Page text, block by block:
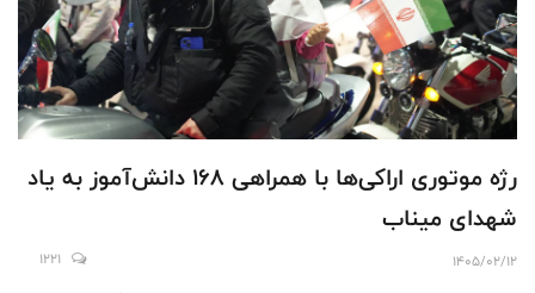
رژه موتوری اراکی‌ها با همراهی ۱۶۸ دانش‌آموز به یاد
شهدای میناب
1405/02/12
1221